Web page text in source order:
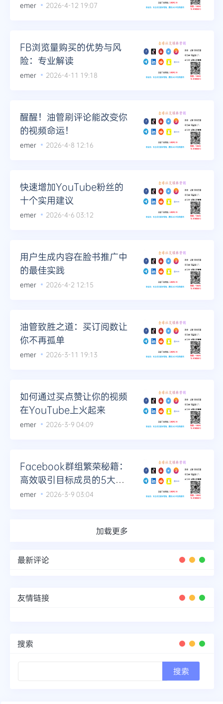
emer 2026-4-12 19:07
FB浏览量购买的优势与风
险：专业解读
emer 2026-4-11 19:18
醒醒！油管刷评论能改变你
的视频命运！
emer 2026-4-8 12:16
快速增加YouTube粉丝的
十个实用建议
emer 2026-4-6 03:12
用户生成内容在脸书推广中
的最佳实践
emer 2026-4-2 12:15
油管致胜之道：买订阅数让
你不再孤单
emer 2026-3-11 19:13
如何通过买点赞让你的视频
在YouTube上火起来
emer 2026-3-9 04:09
Facebook群组繁荣秘籍：
高效吸引目标成员的5大策
略
emer 2026-3-9 03:04
加载更多
最新评论
友情链接
搜索